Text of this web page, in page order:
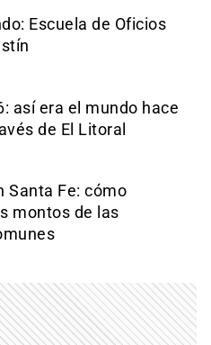
Escuela de Oficios
así era el mundo hace
de El Litoral
Santa Fe: cómo
montos de las